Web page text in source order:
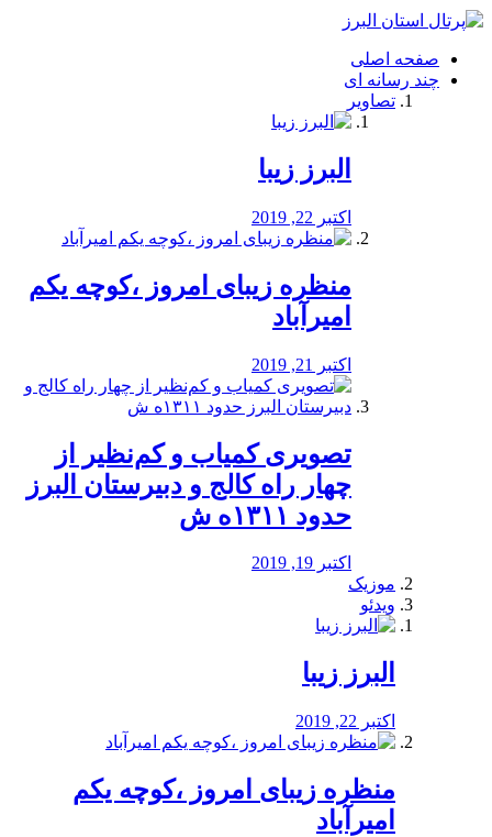
فصد
شرق
تهران
خشکشویی
صفحه اصلی
چند رسانه ای
تصاویر
البرز زیبا
اکتبر 22, 2019
منظره‌‌ زیبای امروز ،کوچه یکم
امیرآباد
اکتبر 21, 2019
️تصویری کمیاب و کم‌نظیر از
چهار راه كالج و دبيرستان البرز
حدود ۱۳۱۱ه ش
اکتبر 19, 2019
موزیک
ویدئو
البرز زیبا
اکتبر 22, 2019
منظره‌‌ زیبای امروز ،کوچه یکم
امیرآباد